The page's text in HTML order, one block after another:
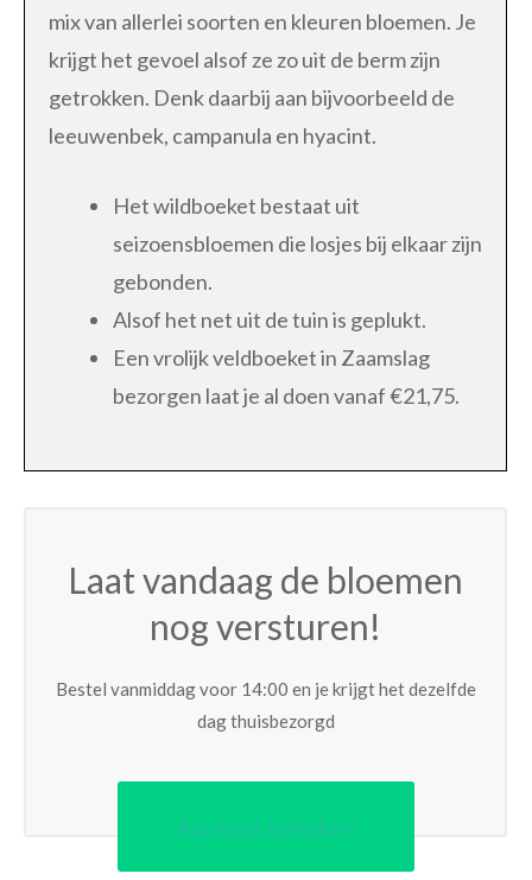
mix van allerlei soorten en kleuren bloemen. Je
krijgt het gevoel alsof ze zo uit de berm zijn
getrokken. Denk daarbij aan bijvoorbeeld de
leeuwenbek, campanula en hyacint.
Het wildboeket bestaat uit
seizoensbloemen die losjes bij elkaar zijn
gebonden.
Alsof het net uit de tuin is geplukt.
Een vrolijk veldboeket in Zaamslag
bezorgen laat je al doen vanaf €21,75.
Laat vandaag de bloemen
nog versturen!
Bestel vanmiddag voor 14:00 en je krijgt het dezelfde
dag thuisbezorgd
Aanbod bekijken